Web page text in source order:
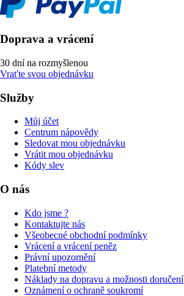
Doprava a vrácení
30 dní na rozmyšlenou
Vraťte svou objednávku
Služby
Můj účet
Centrum nápovědy
Sledovat mou objednávku
Vrátit mou objednávku
Kódy slev
O nás
Kdo jsme ?
Kontaktujte nás
Všeobecné obchodní podmínky
Vrácení a vrácení peněz
Právní upozornění
Platební metody
Náklady na dopravu a možnosti doručení
Oznámení o ochraně soukromí